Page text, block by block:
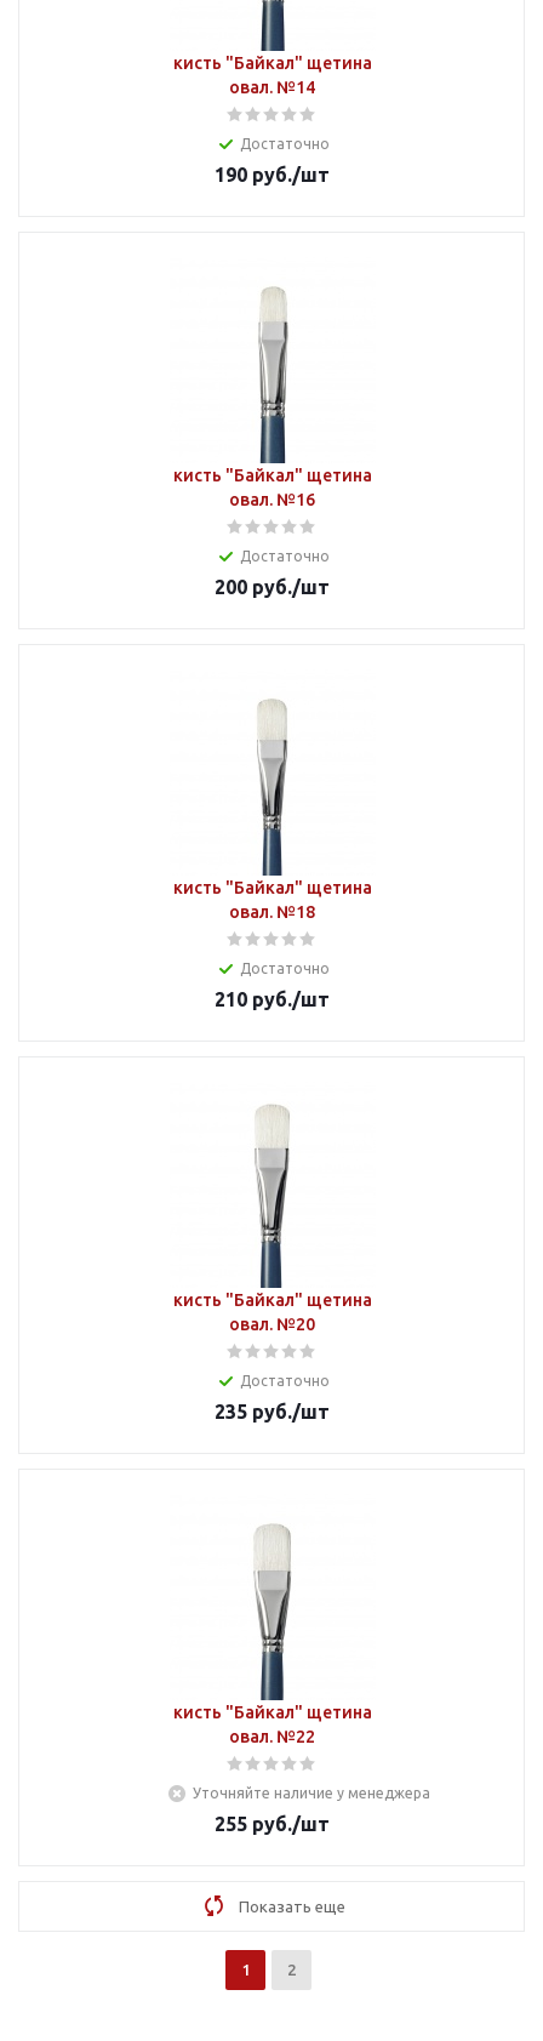
кисть "Байкал" щетина
овал. №14
Достаточно
190 руб./шт
кисть "Байкал" щетина
овал. №16
Достаточно
200 руб./шт
кисть "Байкал" щетина
овал. №18
Достаточно
210 руб./шт
кисть "Байкал" щетина
овал. №20
Достаточно
235 руб./шт
кисть "Байкал" щетина
овал. №22
Уточняйте наличие у менеджера
255 руб./шт
Показать еще
1 2